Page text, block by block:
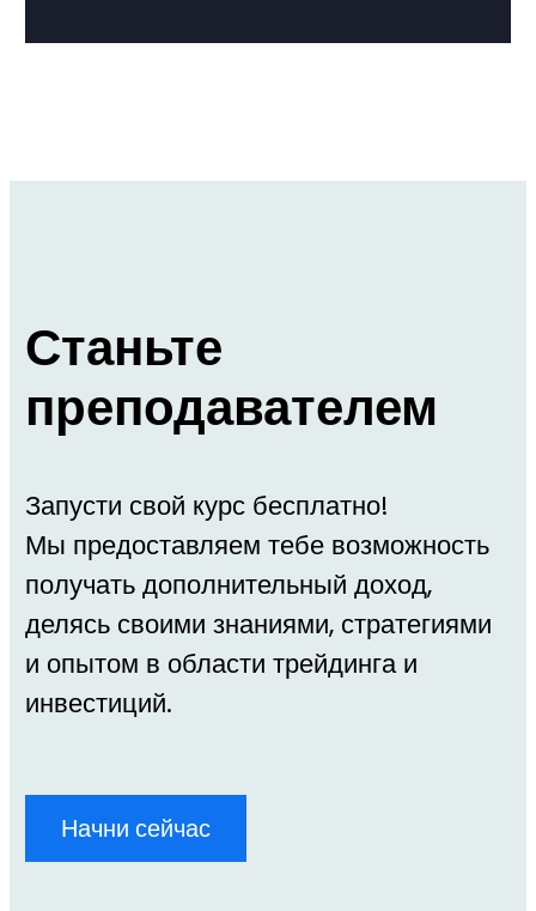
Станьте
преподавателем
Запусти свой курс бесплатно!
Мы предоставляем тебе возможность
получать дополнительный доход,
делясь своими знаниями, стратегиями
и опытом в области трейдинга и
инвестиций.
Начни сейчас